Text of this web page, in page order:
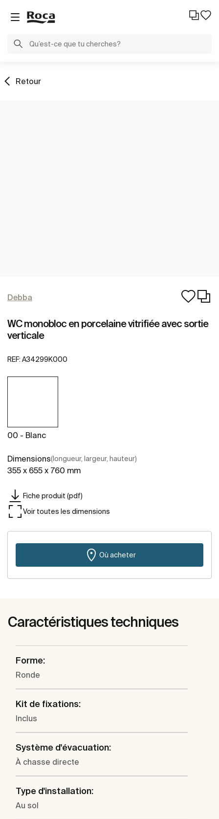
Retour
Debba
WC monobloc en porcelaine vitrifiée avec sortie
verticale
REF: A34299K000
00 - Blanc
Dimensions(longueur, largeur, hauteur)
355 x 655 x 760 mm
Fiche produit (pdf)
Voir toutes les dimensions
Où acheter
Caractéristiques techniques
Forme:
Ronde
Kit de fixations:
Inclus
Système d'évacuation:
À chasse directe
Type d'installation:
Au sol